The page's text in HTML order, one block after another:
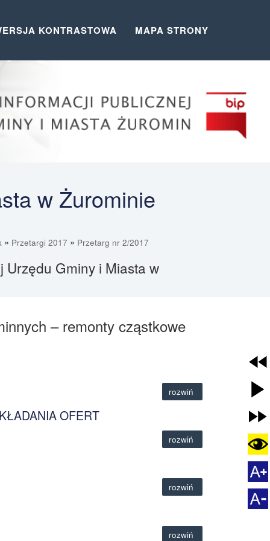
KONTRASTOWA MAPA STRONY
w Żurominie
» Przetargi 2017 » Przetarg nr 2/2017
Gminy i Miasta w
– remonty cząstkowe
rozwiń
OFERT
rozwiń
rozwiń
rozwiń